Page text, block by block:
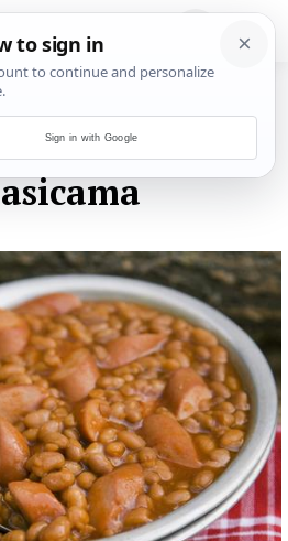
Sign in with Google